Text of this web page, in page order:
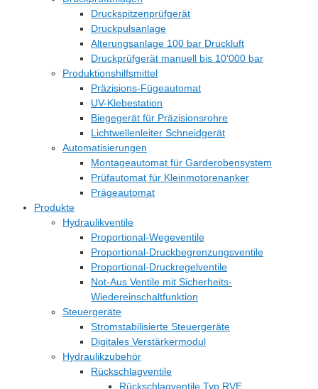
Druckspitzenprüfgerät
Druckpulsanlage
Alterungsanlage 100 bar Druckluft
Druckprüfgerät manuell bis 10‘000 bar
Produktionshilfsmittel
Präzisions-Fügeautomat
UV-Klebestation
Biegegerät für Präzisionsrohre
Lichtwellenleiter Schneidgerät
Automatisierungen
Montageautomat für Garderobensystem
Prüfautomat für Kleinmotorenanker
Prägeautomat
Produkte
Hydraulikventile
Proportional-Wegeventile
Proportional-Druckbegrenzungsventile
Proportional-Druckregelventile
Not-Aus Ventile mit Sicherheits-
Wiedereinschaltfunktion
Steuergeräte
Stromstabilisierte Steuergeräte
Digitales Verstärkermodul
Hydraulikzubehör
Rückschlagventile
Rückschlagventile Typ RVE